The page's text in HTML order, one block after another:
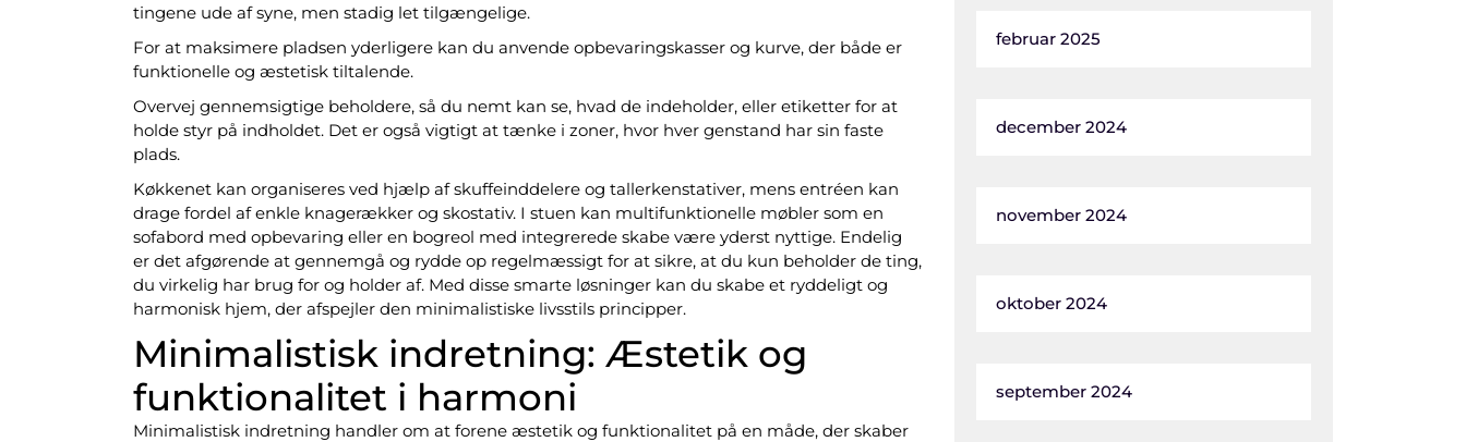
tingene ude af syne, men stadig let tilgængelige.
For at maksimere pladsen yderligere kan du anvende opbevaringskasser og kurve, der både er
funktionelle og æstetisk tiltalende.
Overvej gennemsigtige beholdere, så du nemt kan se, hvad de indeholder, eller etiketter for at
holde styr på indholdet. Det er også vigtigt at tænke i zoner, hvor hver genstand har sin faste
plads.
Køkkenet kan organiseres ved hjælp af skuffeinddelere og tallerkenstativer, mens entréen kan
drage fordel af enkle knagerækker og skostativ. I stuen kan multifunktionelle møbler som en
sofabord med opbevaring eller en bogreol med integrerede skabe være yderst nyttige. Endelig
er det afgørende at gennemgå og rydde op regelmæssigt for at sikre, at du kun beholder de ting,
du virkelig har brug for og holder af. Med disse smarte løsninger kan du skabe et ryddeligt og
harmonisk hjem, der afspejler den minimalistiske livsstils principper.
Minimalistisk indretning: Æstetik og
funktionalitet i harmoni
Minimalistisk indretning handler om at forene æstetik og funktionalitet på en måde, der skaber
februar 2025
december 2024
november 2024
oktober 2024
september 2024